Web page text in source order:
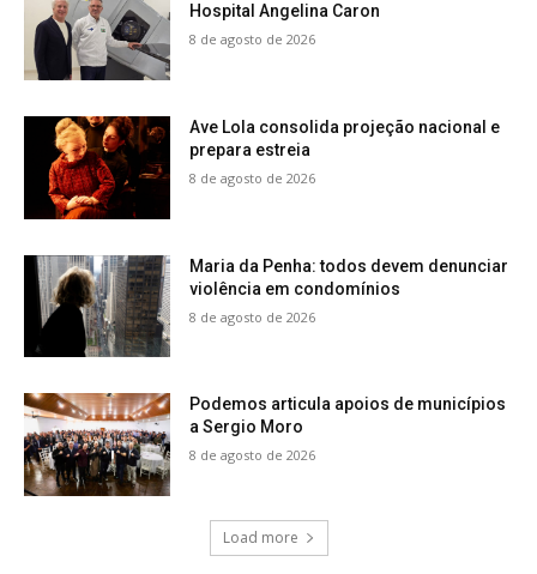
Hospital Angelina Caron
8 de agosto de 2026
Ave Lola consolida projeção nacional e
prepara estreia
8 de agosto de 2026
Maria da Penha: todos devem denunciar
violência em condomínios
8 de agosto de 2026
Podemos articula apoios de municípios
a Sergio Moro
8 de agosto de 2026
Load more